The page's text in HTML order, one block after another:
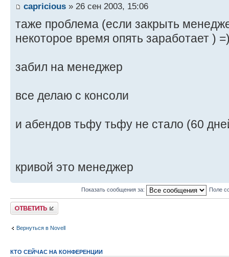
capricious » 26 сен 2003, 15:06
таже проблема (если закрыть
некоторое время опять заработает )
забил на менеджер
все делаю с консоли
и абендов тьфу тьфу не стало (60
кривой это менеджер
Показать сообщения за: Поле
Ответить
Вернуться в Novell
КТО СЕЙЧАС НА КОНФЕРЕНЦИИ